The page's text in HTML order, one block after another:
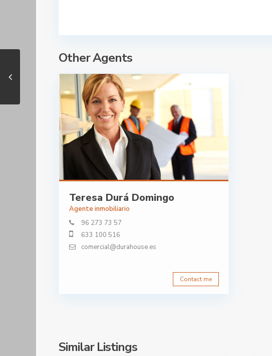
Other Agents
Teresa Durá Domingo
Agente inmobiliario
96 273 73 57
633 100 516
comercial@durahouse.es
Contact me
Similar Listings